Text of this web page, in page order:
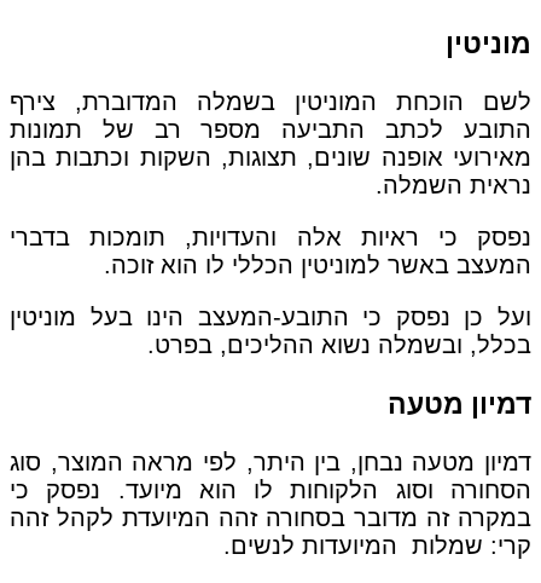
מוניטין
לשם הוכחת המוניטין בשמלה המדוברת, צירף
התובע לכתב התביעה מספר רב של תמונות
מאירועי אופנה שונים, תצוגות, השקות וכתבות בהן
נראית השמלה.
נפסק כי ראיות אלה והעדויות, תומכות בדברי
המעצב באשר למוניטין הכללי לו הוא זוכה.
ועל כן נפסק כי התובע-המעצב הינו בעל מוניטין
בכלל, ובשמלה נשוא ההליכים, בפרט.
דמיון מטעה
דמיון מטעה נבחן, בין היתר, לפי מראה המוצר, סוג
הסחורה וסוג הלקוחות לו הוא מיועד. נפסק כי
במקרה זה מדובר בסחורה זהה המיועדת לקהל זהה
קרי: שמלות המיועדות לנשים.